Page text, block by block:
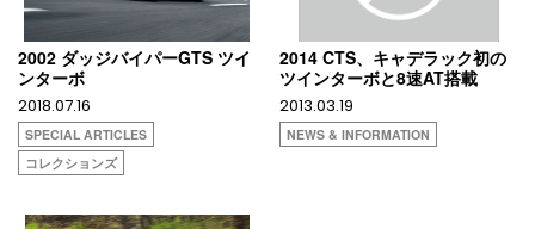
2002 ダッジバイパーGTS ツイ
ンターボ
2018.07.16
SPECIAL ARTICLES
コレクションズ
2014 CTS、キャデラック初の
ツインターボと8速AT搭載
2013.03.19
NEWS & INFORMATION